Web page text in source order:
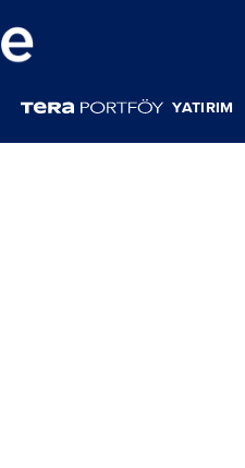
YATIRIM